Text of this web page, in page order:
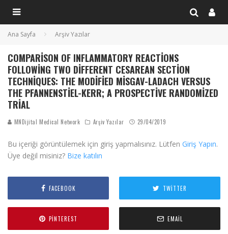
Ana Sayfa Arşiv Yazılar
COMPARISON OF INFLAMMATORY REACTIONS
FOLLOWING TWO DIFFERENT CESAREAN SECTION
TECHNIQUES: THE MODIFIED MISGAV-LADACH VERSUS
THE PFANNENSTIEL-KERR; A PROSPECTIVE RANDOMIZED
TRIAL
MNDijital Medical Network Arşiv Yazılar 29/04/2019
Bu içeriği görüntülemek için giriş yapmalısınız. Lütfen Giriş Yapın.
Üye değil misiniz? Bize katılın
FACEBOOK TWITTER
PINTEREST EMAIL